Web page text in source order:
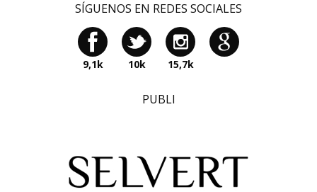
SÍGUENOS EN REDES SOCIALES
9,1k 10k 15,7k
PUBLI